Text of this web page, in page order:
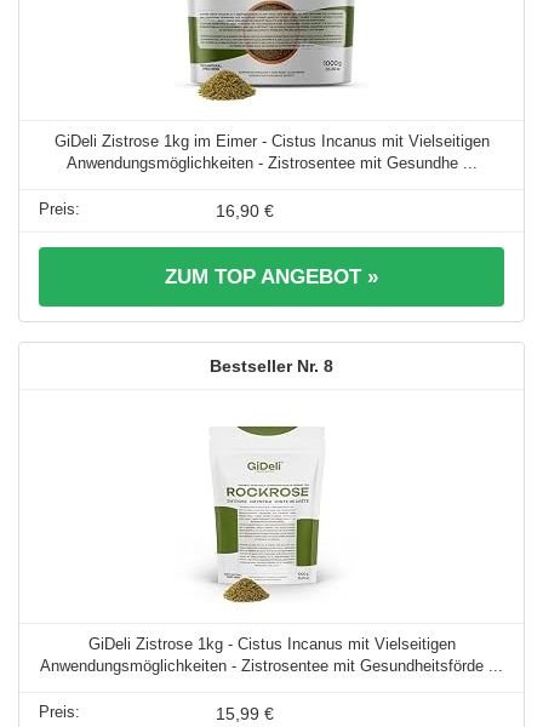
GiDeli Zistrose 1kg im Eimer - Cistus Incanus mit Vielseitigen
Anwendungsmöglichkeiten - Zistrosentee mit Gesundhe ...
16,90 €
ZUM TOP ANGEBOT »
8
GiDeli Zistrose 1kg - Cistus Incanus mit Vielseitigen
Anwendungsmöglichkeiten - Zistrosentee mit Gesundheitsförde ...
15,99 €